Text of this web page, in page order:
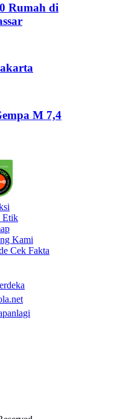
Rumah di
M 7,4
Etik
Kami
Cek Fakta